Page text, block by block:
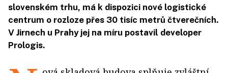
slovenském trhu, má k dispozici nové logistické
centrum o rozloze přes 30 tisíc metrů čtverečních.
V Jirnech u Prahy jej na míru postavil developer
Prologis.